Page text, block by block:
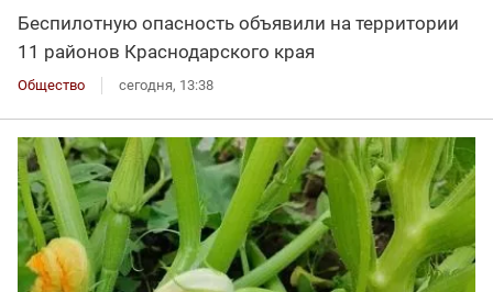
Беспилотную опасность объявили на территории
11 районов Краснодарского края
Общество сегодня, 13:38